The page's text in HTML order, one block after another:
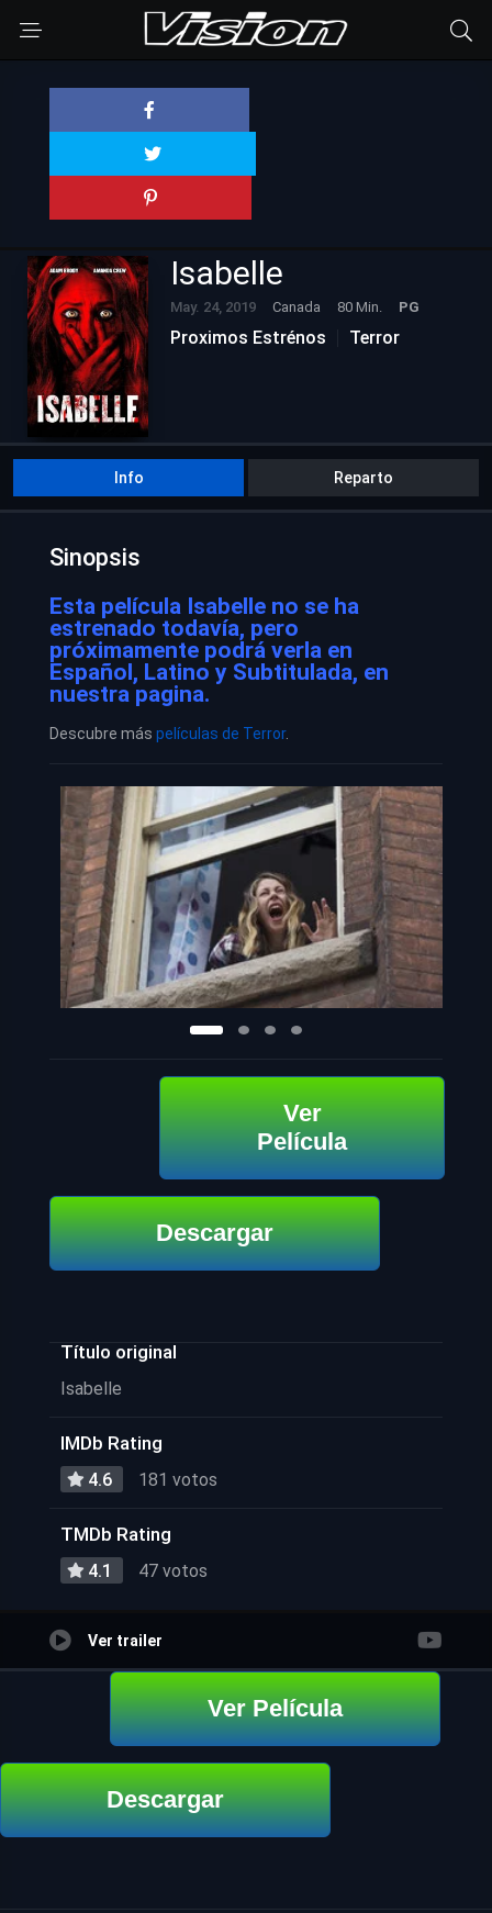
Isabelle
May. 24, 2019 Canada 80 Min. PG
Proximos Estrénos Terror
Info Reparto
Sinopsis
Esta película Isabelle no se ha
estrenado todavía, pero
próximamente podrá verla en
Español, Latino y Subtitulada, en
nuestra pagina.
Descubre más películas de Terror.
Ver
Película
Descargar
Título original
Isabelle
IMDb Rating
4.6 181 votos
TMDb Rating
4.1 47 votos
Ver trailer
Ver Película
Descargar